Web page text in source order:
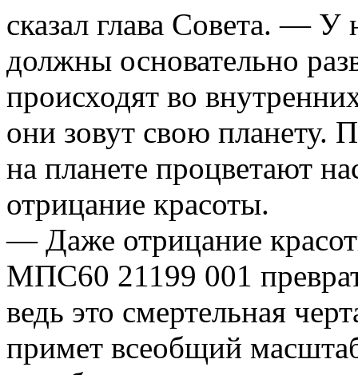
сказал глава Совета. —
должны основательно
происходят во
они зовут свою
на планете процветают
отрицание красоты.
— Даже отрицание
МПС60 21199 001
ведь это смертельная
примет всеобщий